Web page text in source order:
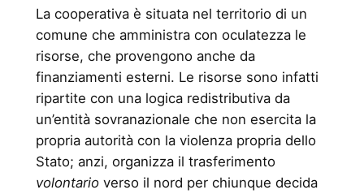
La cooperativa è situata nel territorio di un
comune che amministra con oculatezza le
risorse, che provengono anche da
finanziamenti esterni. Le risorse sono infatti
ripartite con una logica redistributiva da
un’entità sovranazionale che non esercita la
propria autorità con la violenza propria dello
Stato; anzi, organizza il trasferimento
volontarioverso il nord per chiunque decida